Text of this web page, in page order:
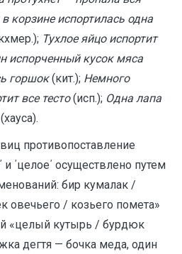
в корзине испортилась одна
Тухлое яйцо испортит
испорченный кусок мяса
горшок(кит.); Немного
все тесто(исп.); Одна лапа
противопоставление
и ΄целое΄ осуществлено путем
бир кумалак /
овечьего / козьего помета»
«целый кутырь / бурдюк
дегтя — бочка меда, один